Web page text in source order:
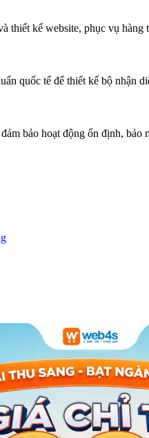
thiết kế website, phục vụ hàng
quốc tế để thiết kế bộ nhận
bảo hoạt động ổn định, bảo